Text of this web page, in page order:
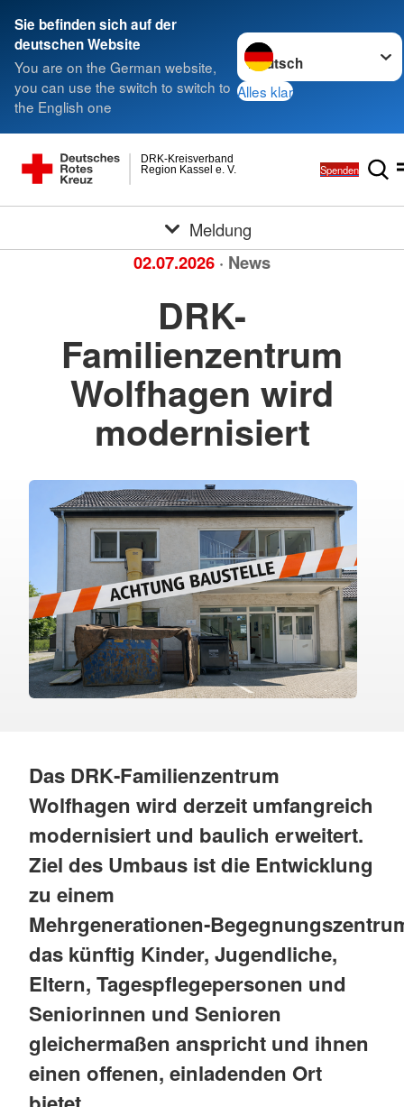
Sie befinden sich auf der
deutschen Website
You are on the German website,
you can use the switch to switch to
the English one
Sprache wechseln zu
Alles klar
Region Kassel e. V.
DRK-Kreisverband
Spenden
Meldung
02.07.2026 · News
DRK-
Familienzentrum
Wolfhagen wird
modernisiert
Das DRK‑Familienzentrum
Wolfhagen wird derzeit umfangreich
modernisiert und baulich erweitert.
Ziel des Umbaus ist die Entwicklung
zu einem
das künftig Kinder, Jugendliche,
Eltern, Tagespflegepersonen und
Seniorinnen und Senioren
gleichermaßen anspricht und ihnen
einen offenen, einladenden Ort